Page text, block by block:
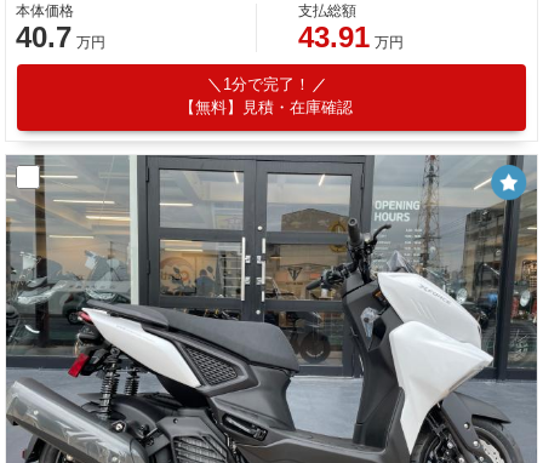
本体価格
40.7 万円
支払総額
43.91 万円
1分で完了！
【無料】見積・在庫確認